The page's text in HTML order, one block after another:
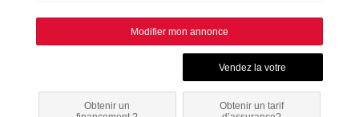
Modifier mon annonce
Obtenir un
Obtenir un tarif